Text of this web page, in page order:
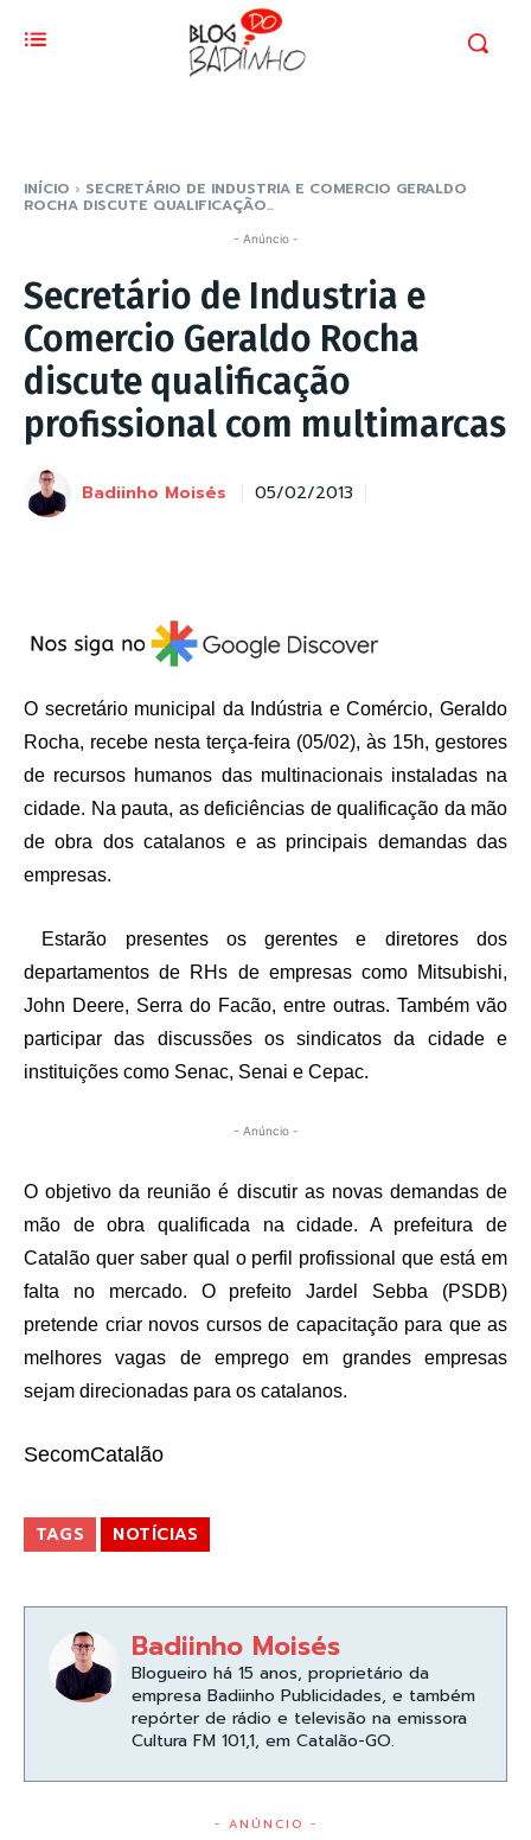
INÍCIO SECRETÁRIO DE INDUSTRIA E COMERCIO GERALDO
ROCHA DISCUTE QUALIFICAÇÃO...
- Anúncio -
Secretário de Industria e
Comercio Geraldo Rocha
discute qualificação
profissional com multimarcas
Badiinho Moisés 05/02/2013
O secretário municipal da Indústria e Comércio, Geraldo
Rocha, recebe nesta terça-feira (05/02), às 15h, gestores
de recursos humanos das multinacionais instaladas na
cidade. Na pauta, as deficiências de qualificação da mão
de obra dos catalanos e as principais demandas das
empresas.
Estarão presentes os gerentes e diretores dos
departamentos de RHs de empresas como Mitsubishi,
John Deere, Serra do Facão, entre outras. Também vão
participar das discussões os sindicatos da cidade e
instituições como Senac, Senai e Cepac.
- Anúncio -
O objetivo da reunião é discutir as novas demandas de
mão de obra qualificada na cidade. A prefeitura de
Catalão quer saber qual o perfil profissional que está em
falta no mercado. O prefeito Jardel Sebba (PSDB)
pretende criar novos cursos de capacitação para que as
melhores vagas de emprego em grandes empresas
sejam direcionadas para os catalanos.
SecomCatalão
TAGS NOTÍCIAS
Badiinho Moisés
Blogueiro há 15 anos, proprietário da
empresa Badiinho Publicidades, e também
repórter de rádio e televisão na emissora
Cultura FM 101,1, em Catalão-GO.
- ANÚNCIO -